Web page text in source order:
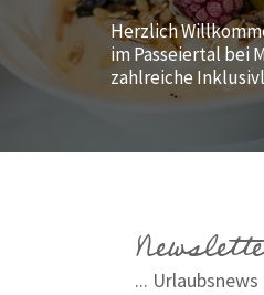
Herzlich
im Passeiertal bei
zahlreiche
...